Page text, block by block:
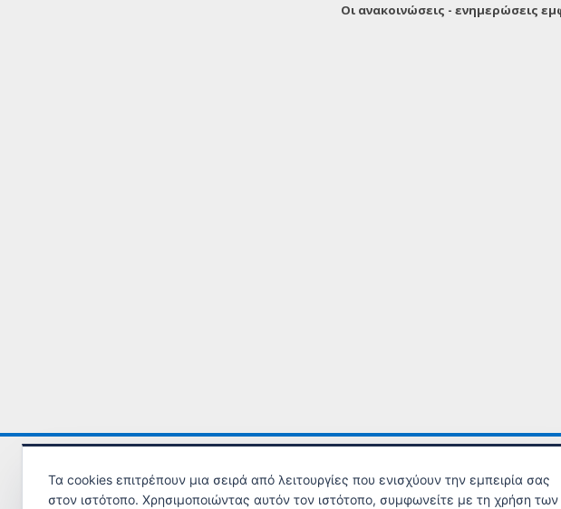
Οι ανακοινώσεις - ενημερώσεις
Τα cookies επιτρέπουν μια σειρά από λειτουργίες που ενισχύουν την εμπειρία σας
στον ιστότοπο. Χρησιμοποιώντας αυτόν τον ιστότοπο, συμφωνείτε με τη χρήση των